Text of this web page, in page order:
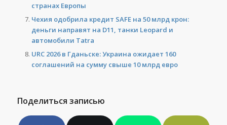
странах Европы
Чехия одобрила кредит SAFE на 50 млрд крон:
деньги направят на D11, танки Leopard и
автомобили Tatra
URC 2026 в Гданьске: Украина ожидает 160
соглашений на сумму свыше 10 млрд евро
Поделиться записью